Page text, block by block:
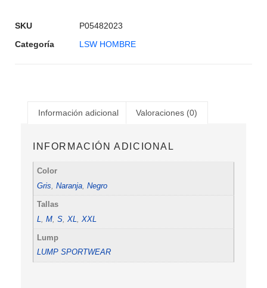
SKU
P05482023
Categoría
LSW HOMBRE
Información adicional Valoraciones (0)
INFORMACIÓN ADICIONAL
Color
Gris ,Naranja ,Negro
Tallas
L
,M ,S ,XL ,XXL
Lump
LUMP SPORTWEAR